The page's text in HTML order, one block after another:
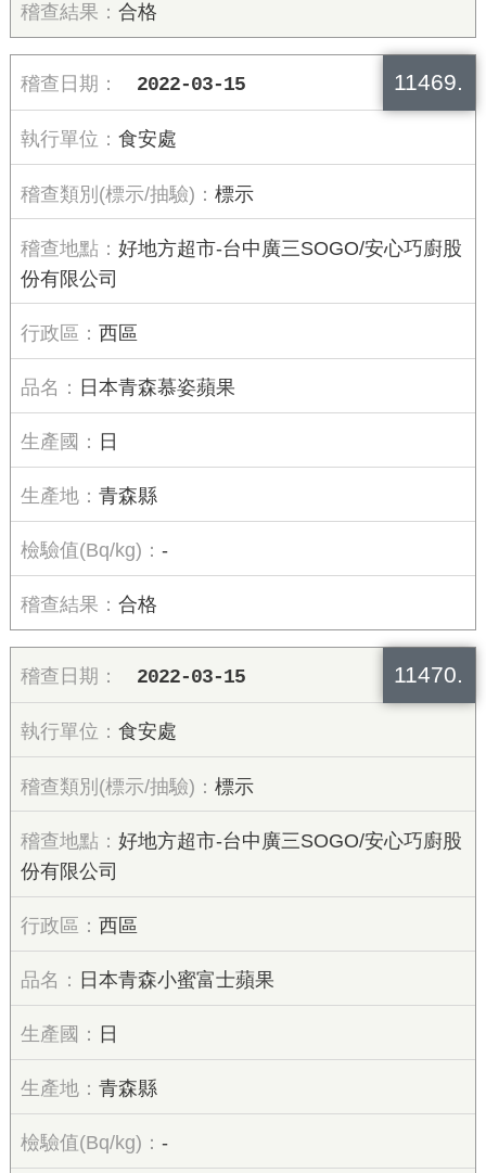
合格
11469.
2022-03-15
食安處
標示
好地方超市-台中廣三SOGO/安心巧廚股
份有限公司
西區
日本青森慕姿蘋果
日
青森縣
-
合格
11470.
2022-03-15
食安處
標示
好地方超市-台中廣三SOGO/安心巧廚股
份有限公司
西區
日本青森小蜜富士蘋果
日
青森縣
-